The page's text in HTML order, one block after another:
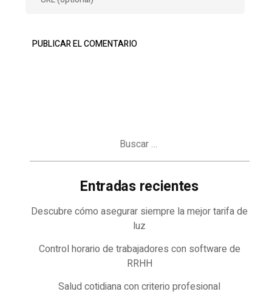
Entradas recientes
Descubre cómo asegurar siempre la mejor tarifa de
luz
Control horario de trabajadores con software de
RRHH
Salud cotidiana con criterio profesional